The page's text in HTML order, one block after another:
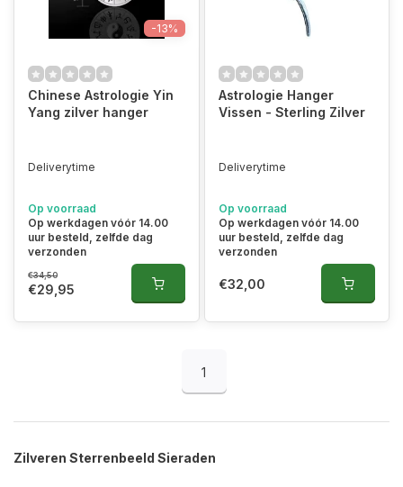
-13%
Chinese Astrologie Yin
Yang zilver hanger
Deliverytime
Op voorraad
Op werkdagen vóór 14.00
uur besteld, zelfde dag
verzonden
€34,50
€29,95
Astrologie Hanger
Vissen - Sterling Zilver
Deliverytime
Op voorraad
Op werkdagen vóór 14.00
uur besteld, zelfde dag
verzonden
€32,00
1
Zilveren Sterrenbeeld Sieraden